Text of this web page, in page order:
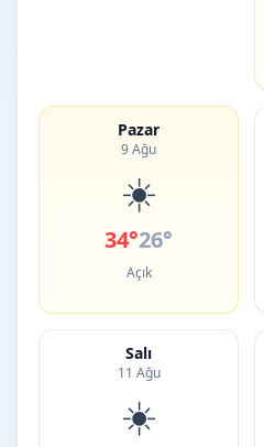
Pazar
9 Ağu
☀️
34°26°
Açık
Salı
11 Ağu
☀️